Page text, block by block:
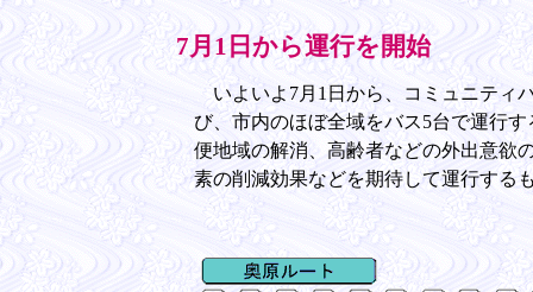
7月1日から運行を開始
いよいよ7月1日から、コミュニティ
び、市内のほぼ全域をバス5台で運行
便地域の解消、高齢者などの外出意欲
素の削減効果などを期待して運行する